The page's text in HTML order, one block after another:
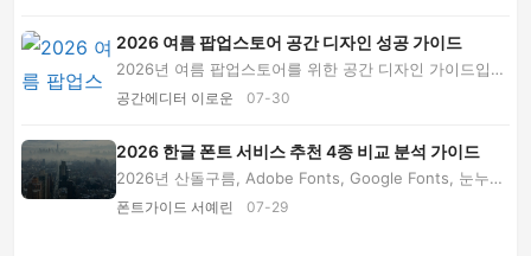
2026 여름 팝업스토어 공간 디자인 성공 가이드
2026년 여름 팝업스토어를 위한 공간 디자인 가이드입니
다. 폭염 대응 동선, 포토존 그래픽, 예산 배분,...
공간에디터 이로운 07-30
2026 한글 폰트 서비스 추천 4종 비교 분석 가이드
2026년 산돌구름, Adobe Fonts, Google Fonts, 눈누를
비용 구조와 라이선스, 웹 활용성별로 비교하고 ...
폰트가이드 서예린 07-29